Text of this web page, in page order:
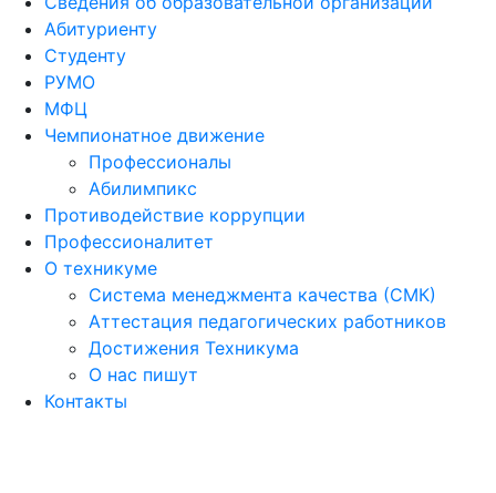
Абитуриенту
Студенту
РУМО
МФЦ
Чемпионатное движение
Профессионалы
Абилимпикс
Противодействие коррупции
Профессионалитет
О техникуме
Система менеджмента качества (СМК)
Аттестация педагогических работников
Достижения Техникума
О нас пишут
Контакты